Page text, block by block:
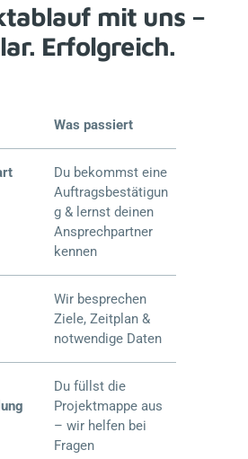
mit uns –
Erfolgreich.
Was passiert
Du bekommst eine
Auftragsbestätigun
g & lernst deinen
Ansprechpartner
kennen
Wir besprechen
Ziele, Zeitplan &
notwendige Daten
Du füllst die
Projektmappe aus
– wir helfen bei
Fragen